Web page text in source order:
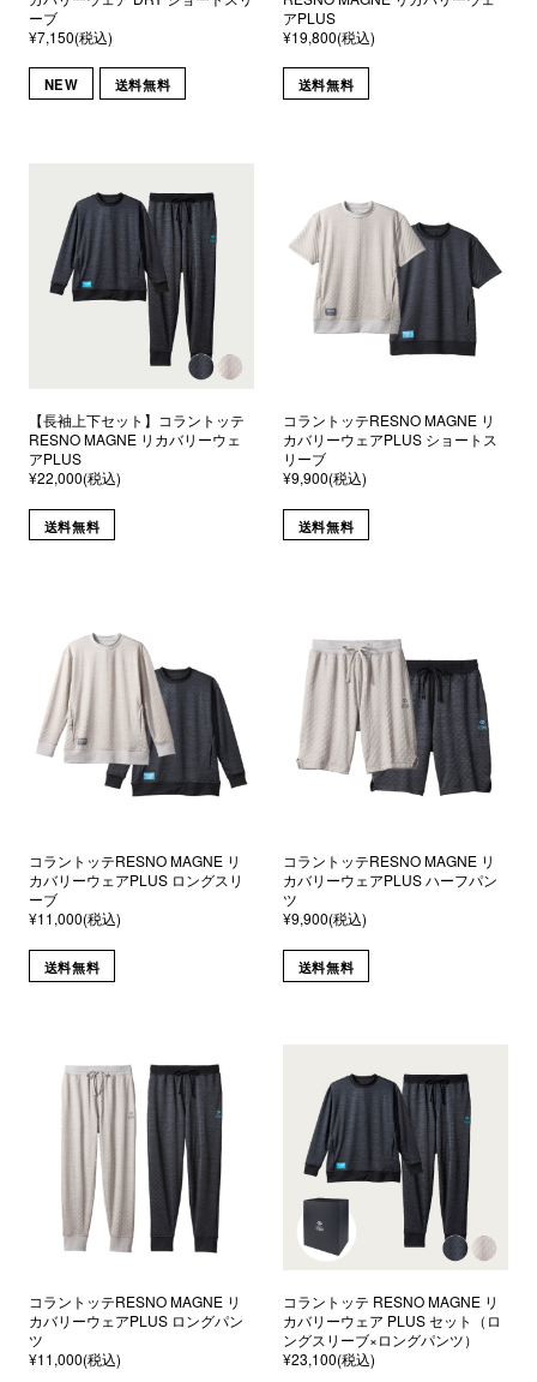
ーブ
¥7,150(税込)
NEW 送料無料
アPLUS
¥19,800(税込)
送料無料
【長袖上下セット】コラントッテ
RESNO MAGNE リカバリーウェ
アPLUS
¥22,000(税込)
送料無料
コラントッテRESNO MAGNE リ
カバリーウェアPLUS ショートス
リーブ
¥9,900(税込)
送料無料
コラントッテRESNO MAGNE リ
カバリーウェアPLUS ロングスリ
ーブ
¥11,000(税込)
送料無料
コラントッテRESNO MAGNE リ
カバリーウェアPLUS ハーフパン
ツ
¥9,900(税込)
送料無料
コラントッテRESNO MAGNE リ
カバリーウェアPLUS ロングパン
ツ
¥11,000(税込)
コラントッテ RESNO MAGNE リ
カバリーウェア PLUS セット（ロ
ングスリーブ×ロングパンツ）
¥23,100(税込)